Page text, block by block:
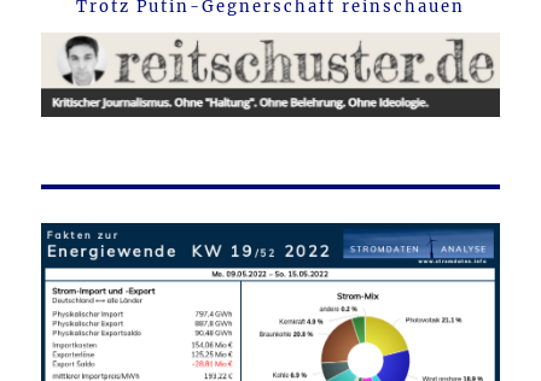
Trotz Putin-Gegnerschaft reinschauen